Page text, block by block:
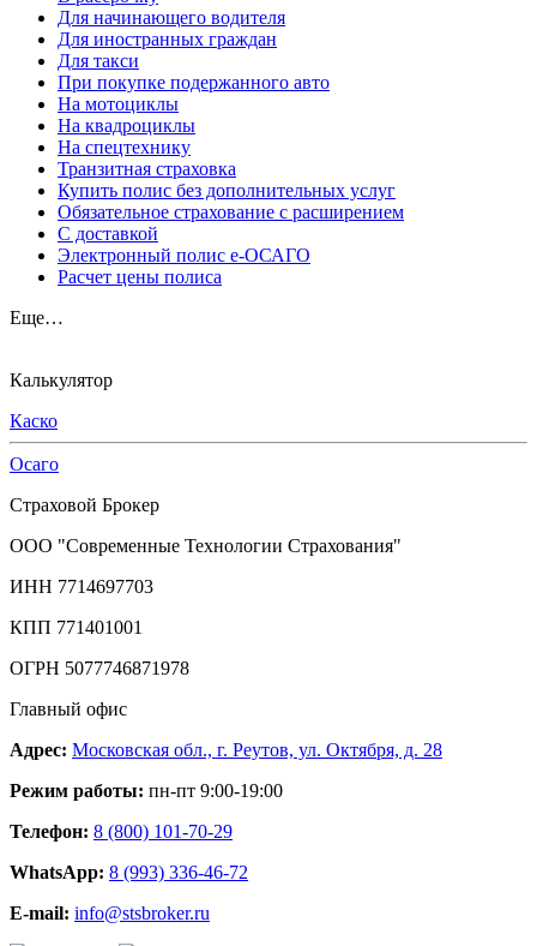
Для начинающего водителя
Для иностранных граждан
Для такси
При покупке подержанного авто
На мотоциклы
На квадроциклы
На спецтехнику
Транзитная страховка
Купить полис без дополнительных услуг
Обязательное страхование с расширением
С доставкой
Электронный полис е-ОСАГО
Расчет цены полиса
Еще…
Калькулятор
Каско
Осаго
Страховой Брокер
ООО "Современные Технологии Страхования"
ИНН 7714697703
КПП 771401001
ОГРН 5077746871978
Главный офис
Адрес: Московская обл., г. Реутов, ул. Октября, д. 28
Режим работы: пн-пт 9:00-19:00
Телефон: 8 (800) 101-70-29
WhatsApp: 8 (993) 336-46-72
E-mail: info@stsbroker.ru